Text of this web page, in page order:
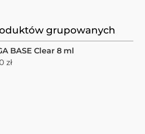
grupowanych
BASE Clear 8 ml
zł